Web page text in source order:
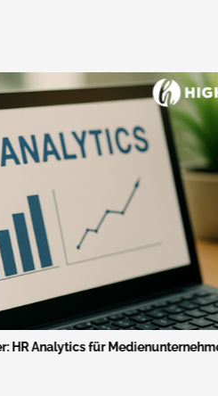
HR Analytics für